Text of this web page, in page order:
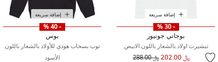
إضافة سريعة
- 30 %
بوجاتي جونيور
تيشيرت اولاد بالشعار باللون الابيض
﷼ 202.00 سعر مخفض من﷼ 288.00
إضافة سريعة
- 40 %
بوس
توب بسحاب هودي للأولاد بالشعار باللون
الأسود